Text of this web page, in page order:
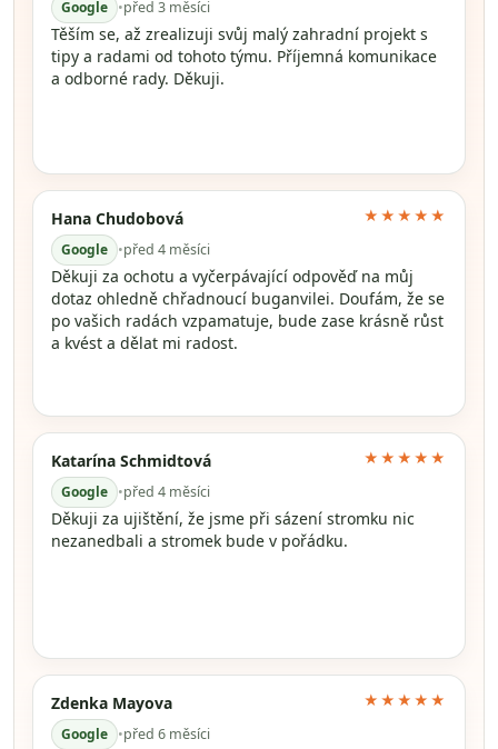
Google •před 3 měsíci
Těším se, až zrealizuji svůj malý zahradní projekt s
tipy a radami od tohoto týmu. Příjemná komunikace
a odborné rady. Děkuji.
Hana Chudobová
Google •před 4 měsíci
★★★★★
Děkuji za ochotu a vyčerpávající odpověď na můj
dotaz ohledně chřadnoucí buganvilei. Doufám, že se
po vašich radách vzpamatuje, bude zase krásně růst
a kvést a dělat mi radost.
Katarína Schmidtová
Google •před 4 měsíci
★★★★★
Děkuji za ujištění, že jsme při sázení stromku nic
nezanedbali a stromek bude v pořádku.
Zdenka Mayova
Google •před 6 měsíci
★★★★★